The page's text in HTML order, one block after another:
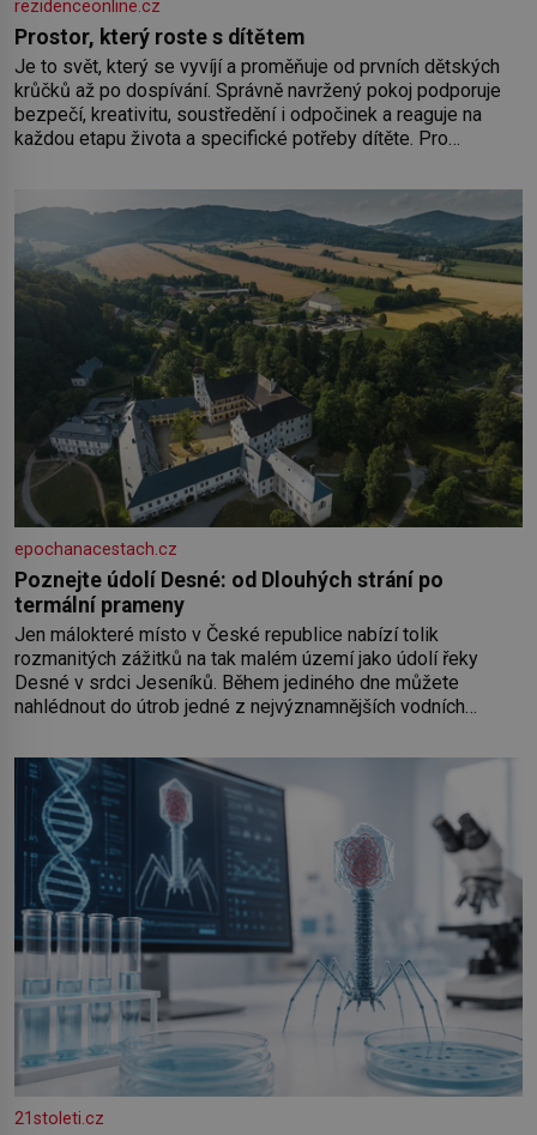
rezidenceonline.cz
Prostor, který roste s dítětem
Je to svět, který se vyvíjí a proměňuje od prvních dětských
krůčků až po dospívání. Správně navržený pokoj podporuje
bezpečí, kreativitu, soustředění i odpočinek a reaguje na
každou etapu života a specifické potřeby dítěte. Pro
by pokoj miminka měl působit především klidně a útulně.
Předškolní věk je
epochanacestach.cz
Poznejte údolí Desné: od Dlouhých strání po
termální prameny
Jen málokteré místo v České republice nabízí tolik
rozmanitých zážitků na tak malém území jako údolí řeky
Desné v srdci Jeseníků. Během jediného dne můžete
nahlédnout do útrob jedné z nejvýznamnějších vodních
koloběžce a den zakončit poznáváním památek ve Velkých
Losinách nebo v termálním
21stoleti.cz